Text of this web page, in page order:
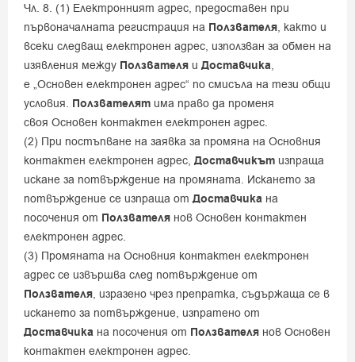
Чл. 8. (1) Електронният адрес, предоставен при
първоначалната регистрация на Ползвателя, както и
всеки следващ електронен адрес, използван за обмен на
изявления между Ползвателя и Доставчика,
е „Основен електронен адрес“ по смисъла на тези общи
условия. Ползвателят има право да променя
своя Основен контактен електронен адрес.
(2) При постъпване на заявка за промяна на Основния
контактен електронен адрес, Доставчикът изпраща
искане за потвърждение на промяната. Искането за
потвърждение се изпраща от Доставчика на
посочения от Ползвателя нов Основен контактен
електронен адрес.
(3) Промяната на Основния контактен електронен
адрес се извършва след потвърждение от
Ползвателя, изразено чрез препратка, съдържаща се в
искането за потвърждение, изпратено от
Доставчика на посочения от Ползвателя нов Основен
контактен електронен адрес.